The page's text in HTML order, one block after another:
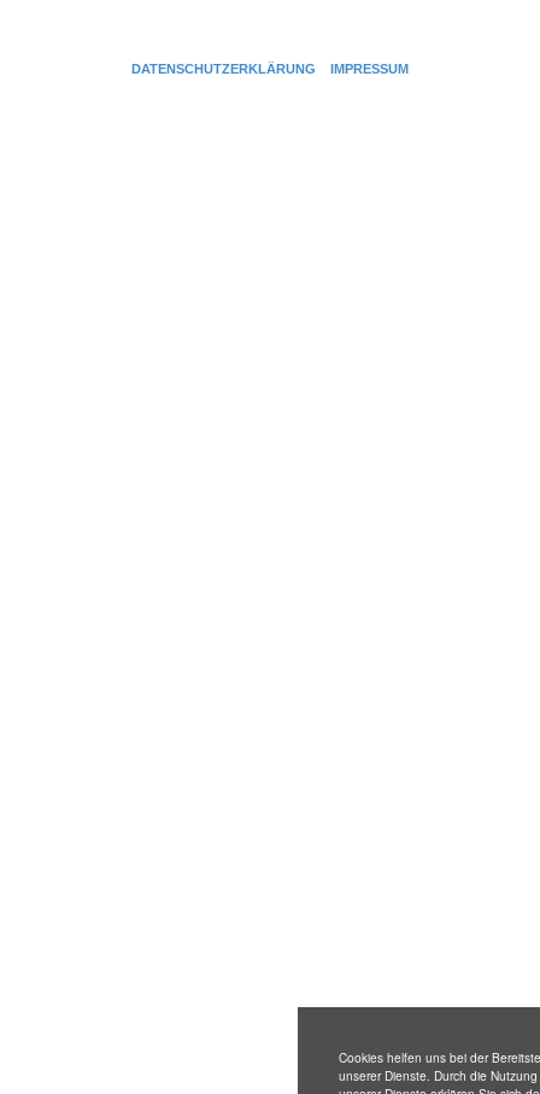
Cookies helfen uns bei der
unserer Dienste. Durch die Nutzung
DATENSCHUTZERKLÄRUNG IMPRESSUM